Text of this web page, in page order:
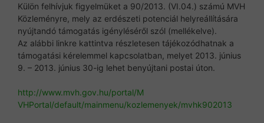
Külön felhívjuk figyelmüket a 90/2013. (VI.04.) számú MVH
Közleményre, mely az erdészeti potenciál helyreállítására
nyújtandó támogatás igényléséről szól (mellékelve).
Az alábbi linkre kattintva részletesen tájékozódhatnak a
támogatási kérelemmel kapcsolatban, melyet 2013. június
9. – 2013. június 30-ig lehet benyújtani postai úton.
http://www.mvh.gov.hu/portal/M
VHPortal/default/mainmenu/kozlemenyek/mvhk902013